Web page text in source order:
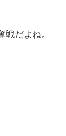
だよね。